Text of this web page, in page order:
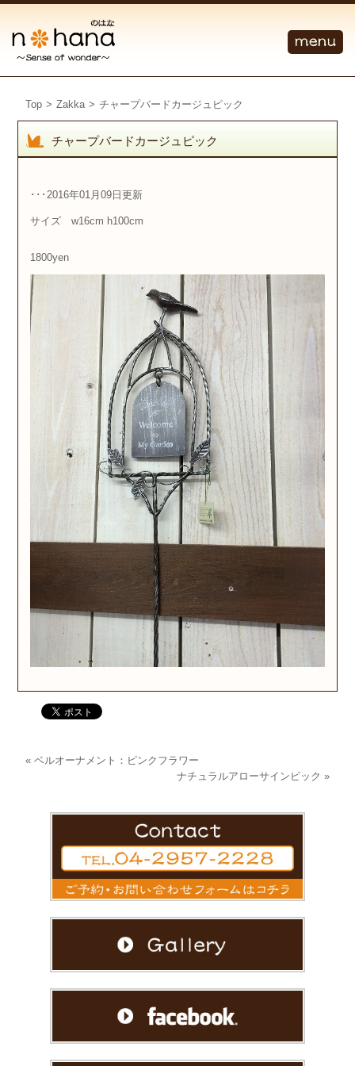
Top > Zakka > チャープバードカージュピック
チャープバードカージュピック
･･･2016年01月09日更新
サイズ w16cm h100cm
1800yen
«ベルオーナメント：ピンクフラワー
ナチュラルアローサインピック »